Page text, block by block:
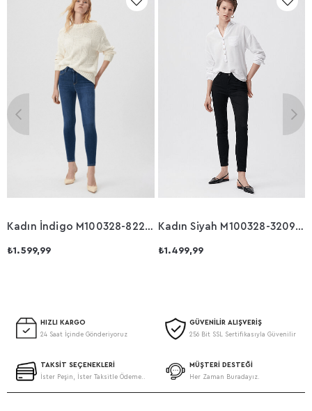
Kadın İndigo M100328-82232 Tess Pantolon
₺1.599,99
Kadın Siyah M100328-32092 Tess Pantolon
₺1.499,99
HIZLI KARGO
24 Saat İçinde Gönderiyoruz
GÜVENİLİR ALIŞVERİŞ
256 Bit SSL Sertifikasıyla Güvenilir
TAKSİT SEÇENEKLERİ
İster Peşin, İster Taksitle Ödeme..
MÜŞTERİ DESTEĞİ
Her Zaman Buradayız.